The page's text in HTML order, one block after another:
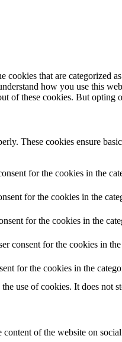
that are categorized
how you use this
of these cookies. But
These cookies ensure
for the cookies in the
for the cookies in the
for the cookies in the
consent for the cookies in
for the cookies in the
use of cookies. It does not
of the website on